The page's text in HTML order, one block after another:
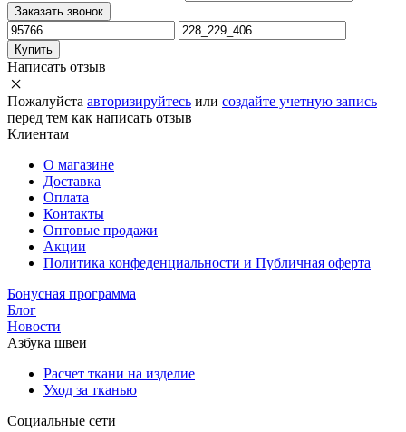
Заказать звонок
Купить
Написать отзыв
Пожалуйста авторизируйтесь или создайте учетную запись
перед тем как написать отзыв
Клиентам
О магазине
Доставка
Оплата
Контакты
Оптовые продажи
Акции
Политика конфеденциальности и Публичная оферта
Бонусная программа
Блог
Новости
Азбука швеи
Расчет ткани на изделие
Уход за тканью
Социальные сети